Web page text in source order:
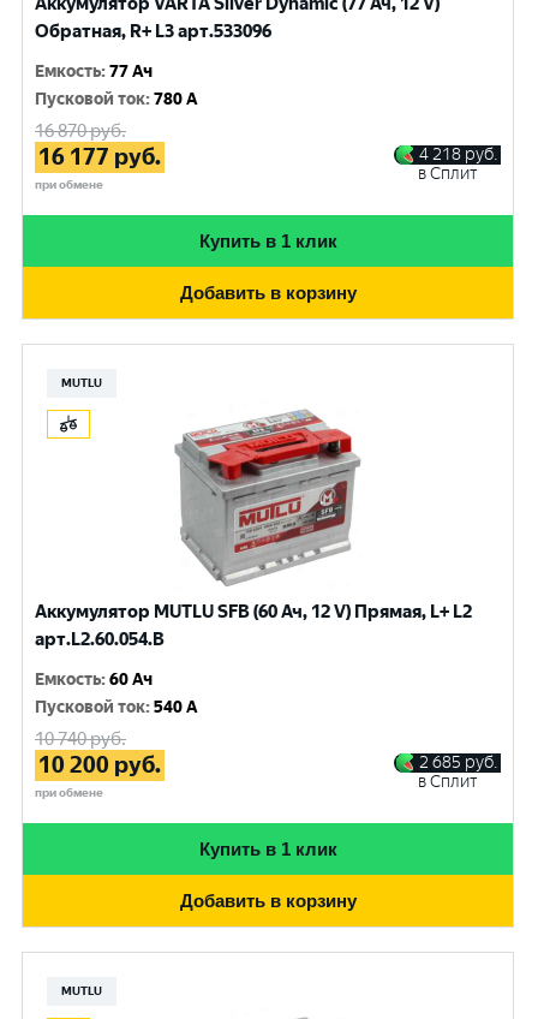
Обратная, R+ L3 арт.533096
Емкость:77 Ач
Пусковой ток:780 A
16 870руб.
16 177 руб.
при обмене
4 218 руб.
в Сплит
Купить в 1 клик
Добавить в корзину
MUTLU
Аккумулятор MUTLU SFB (60 Ач, 12 V) Прямая, L+ L2
арт.L2.60.054.B
Емкость:60 Ач
Пусковой ток:540 A
10 740руб.
10 200 руб.
при обмене
2 685 руб.
в Сплит
Купить в 1 клик
Добавить в корзину
MUTLU